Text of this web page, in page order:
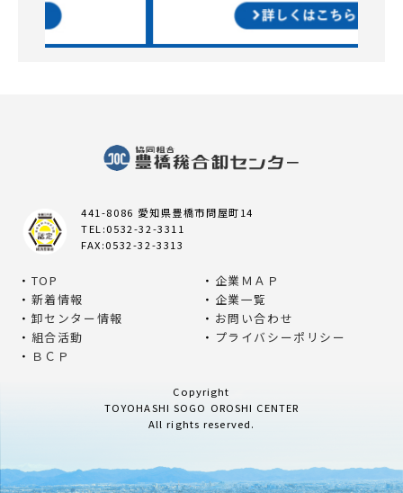
441-8086 愛知県豊橋市問屋町14
TEL:0532-32-3311
FAX:0532-32-3313
TOP
新着情報
卸センター情報
組合活動
ＢＣＰ
企業ＭＡＰ
企業一覧
お問い合わせ
プライバシーポリシー
Copyright
TOYOHASHI SOGO OROSHI CENTER
All rights reserved.